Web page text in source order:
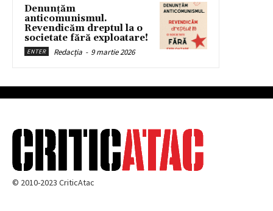
Denunțăm
anticomunismul.
Revendicăm dreptul la o
societate fără exploatare!
ENTER Redacția - 9 martie 2026
© 2010-2023 CriticAtac